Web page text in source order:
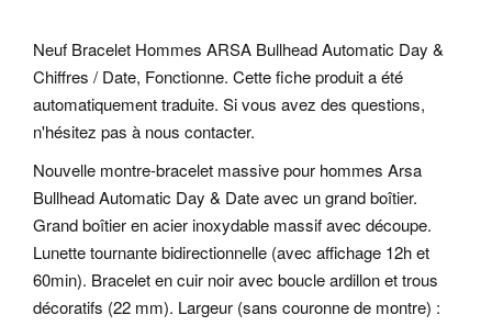
Neuf Bracelet Hommes ARSA Bullhead Automatic Day &
Chiffres / Date, Fonctionne. Cette fiche produit a été
automatiquement traduite. Si vous avez des questions,
n'hésitez pas à nous contacter.
Nouvelle montre-bracelet massive pour hommes Arsa
Bullhead Automatic Day & Date avec un grand boîtier.
Grand boîtier en acier inoxydable massif avec découpe.
Lunette tournante bidirectionnelle (avec affichage 12h et
60min). Bracelet en cuir noir avec boucle ardillon et trous
décoratifs (22 mm). Largeur (sans couronne de montre) :